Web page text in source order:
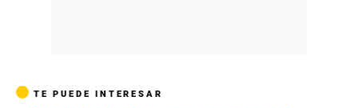
TE PUEDE INTERESAR